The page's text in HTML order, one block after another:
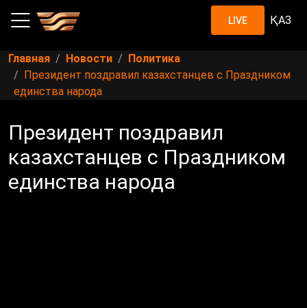
LIVE ҚАЗ
Главная Новости
Политика
Президент поздравил казахстанцев с Праздником
единства народа
Президент поздравил
казахстанцев с Праздником
единства народа